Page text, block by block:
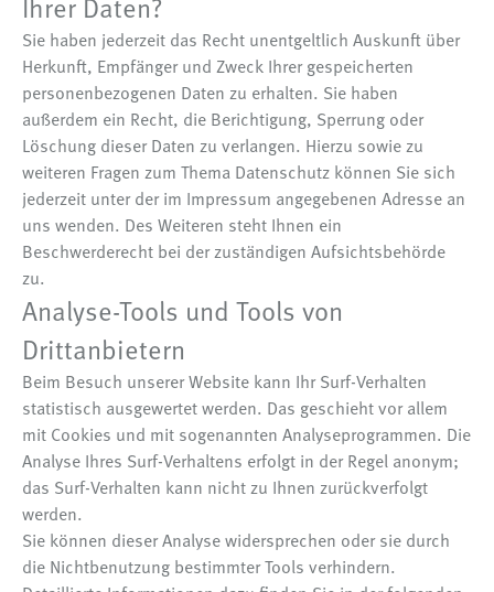
Sie haben jederzeit das Recht unentgeltlich Auskunft über
Herkunft, Empfänger und Zweck Ihrer gespeicherten
personenbezogenen Daten zu erhalten. Sie haben
außerdem ein Recht, die Berichtigung, Sperrung oder
Löschung dieser Daten zu verlangen. Hierzu sowie zu
weiteren Fragen zum Thema Datenschutz können Sie sich
jederzeit unter der im Impressum angegebenen Adresse an
uns wenden. Des Weiteren steht Ihnen ein
Beschwerderecht bei der zuständigen Aufsichtsbehörde
zu.
Analyse-Tools und Tools von
Drittanbietern
Beim Besuch unserer Website kann Ihr Surf-Verhalten
statistisch ausgewertet werden. Das geschieht vor allem
mit Cookies und mit sogenannten Analyseprogrammen. Die
Analyse Ihres Surf-Verhaltens erfolgt in der Regel anonym;
das Surf-Verhalten kann nicht zu Ihnen zurückverfolgt
werden.
Sie können dieser Analyse widersprechen oder sie durch
die Nichtbenutzung bestimmter Tools verhindern.